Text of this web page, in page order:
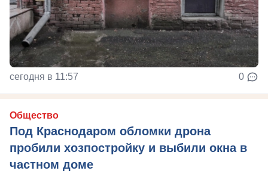
сегодня в 11:57 0
Общество
Под Краснодаром обломки дрона
пробили хозпостройку и выбили окна в
частном доме